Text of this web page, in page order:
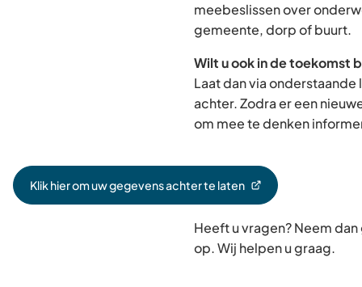
meebeslissen over
gemeente, dorp of buurt.
Wilt u ook in de toekomst
Laat dan via
achter. Zodra er een
om mee te denken
Klik hier om uw gegevens achter te laten
(Verwijst
Heeft u vragen? Neem
op. Wij helpen u graag.